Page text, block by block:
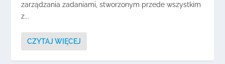
zarządzania zadaniami, stworzonym przede wszystkim
z...
CZYTAJ WIĘCEJ